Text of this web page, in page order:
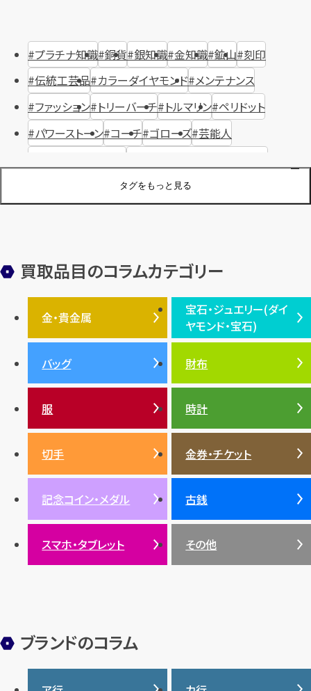
タグをもっと見る
プラチナ知識 銅貨 銀知識 金知識 鉱山 刻印
伝統工芸品 カラーダイヤモンド メンテナンス
ファッション トリーバーチ トルマリン ペリドット
パワーストーン コーチ ゴローズ 芸能人
ジュエリーブランド オーデマピゲ
装飾品 オメガ シュプリーム ウブロ
エルメス ダイヤモンド ルイ・ヴィトン 豆知識 カルティエ
投資 金地金 金価格・相場 グッチ 買取 プラダ
ティファニー
金貨 ブルガリ
バッグ
アメジスト
バレンシアガ
ルビー 陶磁器・ガラス ブレゲ SDGs
買取品目のコラムカテゴリー
金・貴金属
金・貴金属TOP
プラチナ
銀・シルバー
宝石・ジュエリー(ダイ
ヤモンド・宝石)
宝石・ジュエリー(ダイヤモ
ンド・宝石)TOP
ダイヤモンド
エメラルド
ルビー
サファイア
パール
サンゴ
ヒスイ
バッグ 財布
服 時計
切手 金券・チケット
記念コイン・メダル 古銭
スマホ・タブレット その他
ブランドのコラム